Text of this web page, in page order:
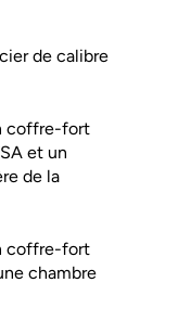
de calibre
coffre-fort
et un
de la
coffre-fort
chambre